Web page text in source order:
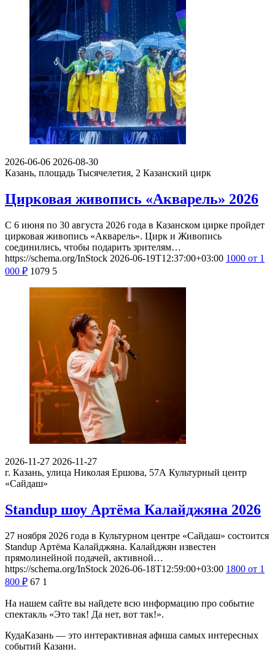
2026-06-06 2026-08-30
Казань, площадь Тысячелетия, 2 Казанский цирк
Цирковая живопись «Акварель» 2026
С 6 июня по 30 августа 2026 года в Казанском цирке пройдет
цирковая живопись «Акварель». Цирк и Живопись
соединились, чтобы подарить зрителям…
https://schema.org/InStock 2026-06-19T12:37:00+03:00 1000 от 1
000 ₽ 1079 5
2026-11-27 2026-11-27
г. Казань, улица Николая Ершова, 57А Культурный центр
«Сайдаш»
Standup шоу Артёма Калайджяна 2026
27 ноября 2026 года в Культурном центре «Сайдаш» состоится
Standup Артёма Калайджяна. Калайджян известен
прямолинейной подачей, активной…
https://schema.org/InStock 2026-06-18T12:59:00+03:00 1800 от 1
800 ₽ 67 1
На нашем сайте вы найдете всю информацию про событие
спектакль «Это так! Да нет, вот так!».
КудаКазань — это интерактивная афиша самых интересных
событий Казани.